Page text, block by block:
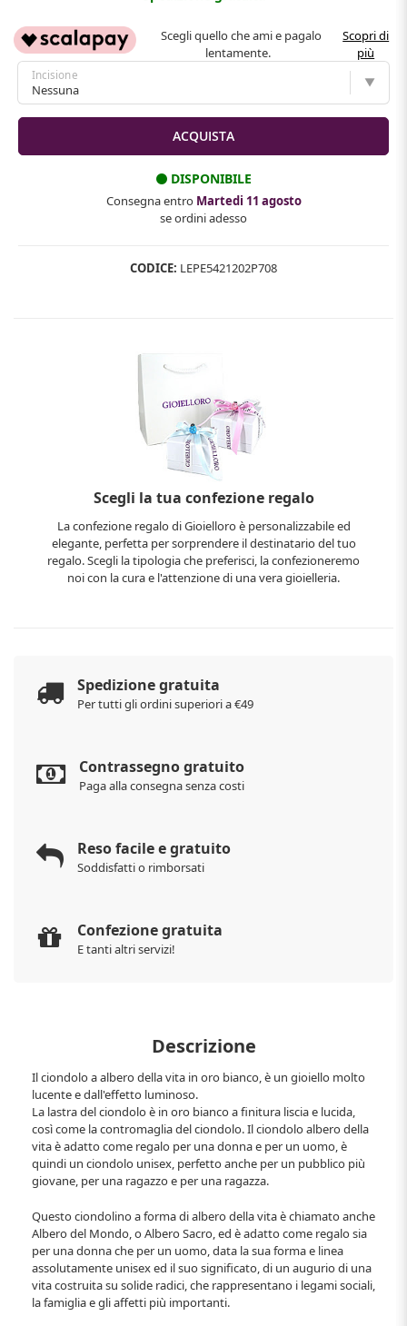
Scegli quello che ami e pagalo
lentamente.
Scopri di
più
Incisione
DISPONIBILE
Consegna entro Martedi 11 agosto
se ordini adesso
CODICE: LEPE5421202P708
Scegli la tua confezione regalo
La confezione regalo di Gioielloro è personalizzabile ed
elegante, perfetta per sorprendere il destinatario del tuo
regalo. Scegli la tipologia che preferisci, la confezioneremo
noi con la cura e l'attenzione di una vera gioielleria.
Spedizione gratuita
Per tutti gli ordini superiori a €49
Contrassegno gratuito
Paga alla consegna senza costi
Reso facile e gratuito
Soddisfatti o rimborsati
Confezione gratuita
E tanti altri servizi!
Descrizione
Il ciondolo a albero della vita in oro bianco, è un gioiello molto
lucente e dall'effetto luminoso.
La lastra del ciondolo è in oro bianco a finitura liscia e lucida,
così come la contromaglia del ciondolo. Il ciondolo albero della
vita è adatto come regalo per una donna e per un uomo, è
quindi un ciondolo unisex, perfetto anche per un pubblico più
giovane, per una ragazzo e per una ragazza.
Questo ciondolino a forma di albero della vita è chiamato anche
Albero del Mondo, o Albero Sacro, ed è adatto come regalo sia
per una donna che per un uomo, data la sua forma e linea
assolutamente unisex ed il suo significato, di un augurio di una
vita costruita su solide radici, che rappresentano i legami sociali,
la famiglia e gli affetti più importanti.